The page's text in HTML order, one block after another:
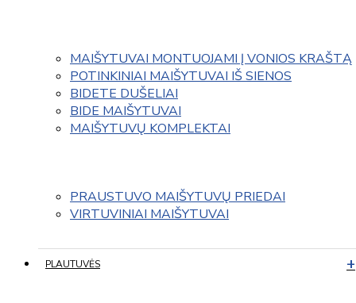
MAIŠYTUVAI MONTUOJAMI Į VONIOS KRAŠTĄ
POTINKINIAI MAIŠYTUVAI IŠ SIENOS
BIDETE DUŠELIAI
BIDE MAIŠYTUVAI
MAIŠYTUVŲ KOMPLEKTAI
PRAUSTUVO MAIŠYTUVŲ PRIEDAI
VIRTUVINIAI MAIŠYTUVAI
PLAUTUVĖS